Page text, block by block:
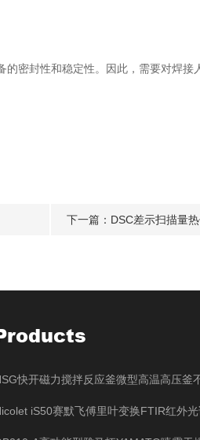
封性和稳定性。因此，需要对焊接
下一篇： DSC差示扫描量
快开磁力搅拌反应釜微型高温高压釜
iS50赛默飞傅里叶变换FTIR红外光